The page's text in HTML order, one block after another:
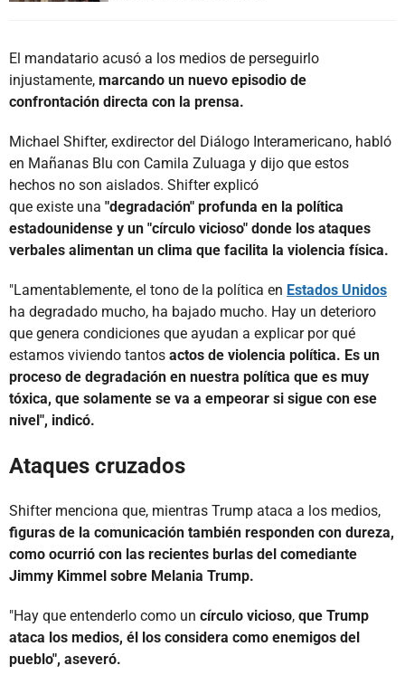
El mandatario acusó a los medios de perseguirlo
injustamente, marcando un nuevo episodio de
confrontación directa con la prensa.
Michael Shifter, exdirector del Diálogo Interamericano, habló
en Mañanas Blu con Camila Zuluaga y dijo que estos
hechos no son aislados. Shifter explicó
que existe una "degradación" profunda en la política
estadounidense y un "círculo vicioso" donde los ataques
verbales alimentan un clima que facilita la violencia física.
"Lamentablemente, el tono de la política en Estados Unidos
ha degradado mucho, ha bajado mucho. Hay un deterioro
que genera condiciones que ayudan a explicar por qué
estamos viviendo tantos actos de violencia política. Es un
proceso de degradación en nuestra política que es muy
tóxica, que solamente se va a empeorar si sigue con ese
nivel", indicó.
Ataques cruzados
Shifter menciona que, mientras Trump ataca a los medios,
figuras de la comunicación también responden con dureza,
como ocurrió con las recientes burlas del comediante
Jimmy Kimmel sobre Melania Trump.
"Hay que entenderlo como un círculo vicioso, que Trump
ataca los medios, él los considera como enemigos del
pueblo", aseveró.